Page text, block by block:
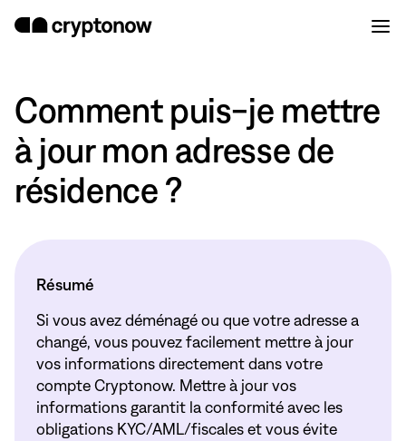
Comment puis-je mettre
à jour mon adresse de
résidence ?
Résumé
Si vous avez déménagé ou que votre adresse a
changé, vous pouvez facilement mettre à jour
vos informations directement dans votre
compte Cryptonow. Mettre à jour vos
informations garantit la conformité avec les
obligations KYC/AML/fiscales et vous évite